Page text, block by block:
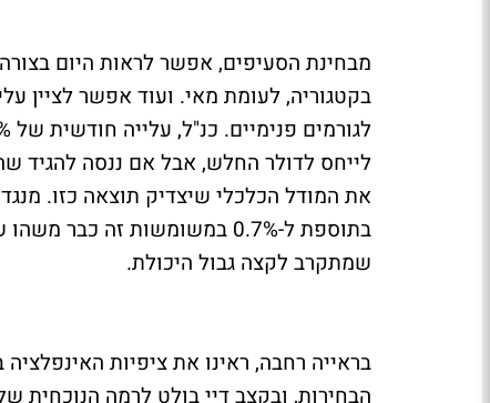
מבחינת הסעיפים, אפשר לראות היום
לייחס לדולר החלש, אבל אם ננסה להגיד
בתוספת ל-0.7% במשומשות זה
שמתקרב לקצה גבול היכולת.